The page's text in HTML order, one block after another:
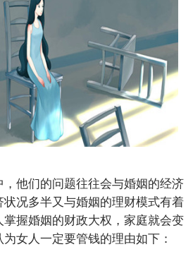
他们的问题往往会与婚姻的经济
况多半又与婚姻的理财模式有着
握婚姻的财政大权，家庭就会变
女人一定要管钱的理由如下：